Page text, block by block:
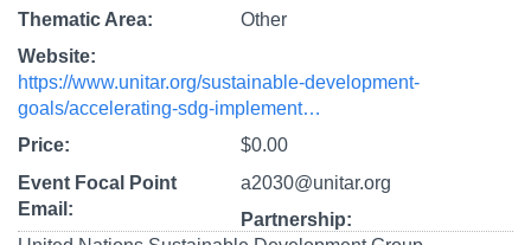
Thematic Area
Other
Website
https://www.unitar.org/sustainable-development-
goals/accelerating-sdg-implement…
Price
$0.00
Event Focal Point
Email
a2030@unitar.org
Partnership